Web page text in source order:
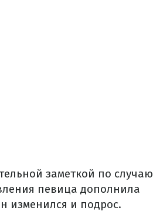
заметкой по случаю
певица дополнила
изменился и подрос.